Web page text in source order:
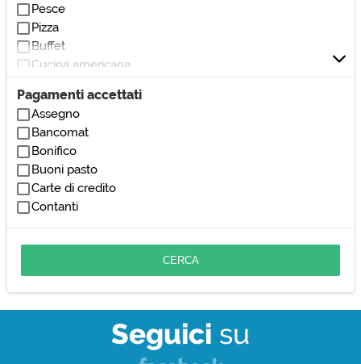
Pesce
Pizza
Buffet
Cucina americana
Cucina giapponese
Cucina indiana
Cucina spagnola
Cucina sudamericana
Cucina thailandese
Cucina vegana
Fusion
Pagamenti accettati
Assegno
Bancomat
Bonifico
Buoni pasto
Carte di credito
Contanti
Seguici su